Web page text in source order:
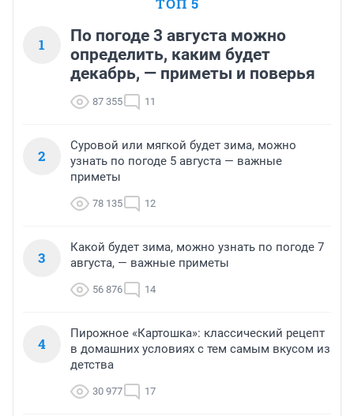
1
По погоде 3 августа можно
определить, каким будет
декабрь, — приметы и поверья
87 355 11
2
Суровой или мягкой будет зима, можно
узнать по погоде 5 августа — важные
приметы
78 135 12
3
Какой будет зима, можно узнать по погоде 7
августа, — важные приметы
56 876 14
4
Пирожное «Картошка»: классический рецепт
в домашних условиях с тем самым вкусом из
детства
30 977 17